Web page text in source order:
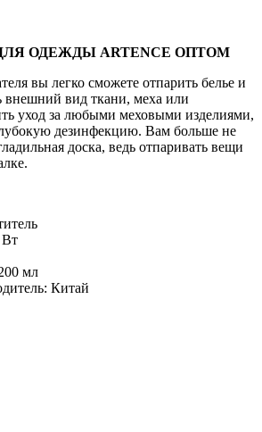
ОДЕЖДЫ ARTENCE ОПТОМ
вы легко сможете отпарить белье и
внешний вид ткани, меха или
уход за любыми меховыми изделиями,
дезинфекцию. Вам больше не
доска, ведь отпаривать вещи
мл
Китай